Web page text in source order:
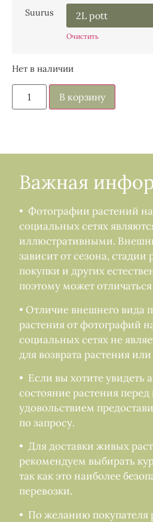
Suurus
Очистить
Нет в наличии
В корзину
Важная
• Фотографии растений
социальных сетях
иллюстративными.
зависит от сезона, стадии
покупки и других
поэтому может
• Отличие внешнего вида
растения от фотографий
социальных сетях не
для возврата растения
• Если вы хотите увидеть
состояние растения
удовольствием
по запросу.
• Для доставки живых
рекомендуем выбирать
так как это наиболее
перевозки.
• По желанию покупателя